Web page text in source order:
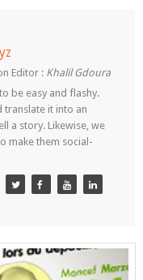
Editor : Khalil Gdoura
be easy and flashy.
translate it into an
a story. Likewise, we
make them social-